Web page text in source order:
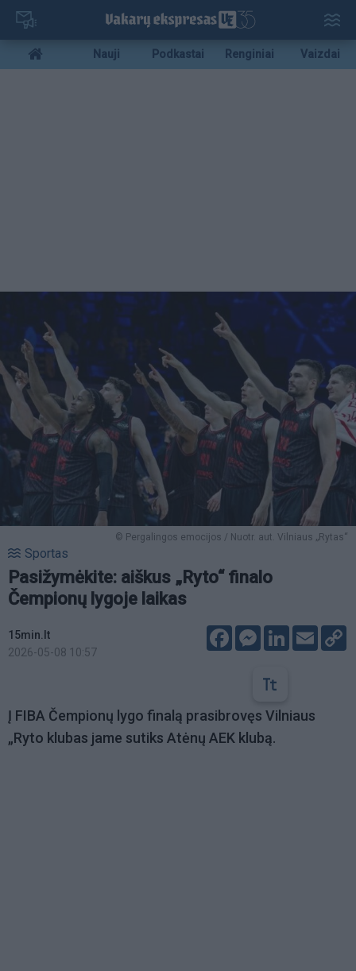
Pereiti
pagrindinį
turinį
Mobile
menu
Nauji Podkastai Renginiai Vaizdai
© Pergalingos emocijos / Nuotr. aut. Vilniaus „Rytas“
Sportas
Pasižymėkite: aiškus „Ryto“ finalo
Čempionų lygoje laikas
15min.lt
2026-05-08 10:57
FacebookMessenger
LinkedIn
Email
Į FIBA Čempionų lygo finalą prasibrovęs Vilniaus
„Ryto klubas jame sutiks Atėnų AEK klubą.